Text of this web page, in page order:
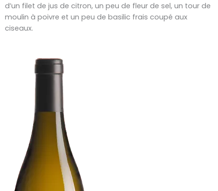
d’un filet de jus de citron, un peu de fleur de sel, un tour de
moulin à poivre et un peu de basilic frais coupé aux
ciseaux.